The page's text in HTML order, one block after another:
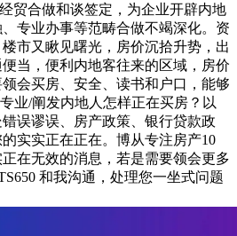
贸合做和谈签定，为企业开辟内地
专业办事等范畴合做不竭深化。资
市又瞅见曙光，房价沉拾升势，出
当，便利内地客往来的区域，房价
会买房、安全、读书和户口，能够
业/阐发内地人怎样正在买房？以
误谬误、房产政策、银行贷款政
实实正在正在。博从专注房产10
在无效的消息，若是需要领会更多
和我沟通，处理您一坐式问题